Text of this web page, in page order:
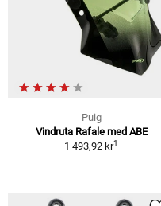
Puig
Vindruta Rafale med ABE
1 493,92 kr1